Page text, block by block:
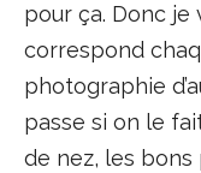
pour ça. Donc je
correspond
photographie
passe si on le
de nez, les bons